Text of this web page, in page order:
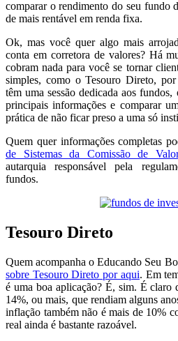
comparar o rendimento do seu fundo
de mais rentável em renda fixa.
Ok, mas você quer algo mais
conta em corretora de valores? Há
cobram nada para você se tornar
simples, como o Tesouro Direto,
têm uma sessão dedicada aos
principais informações e comparar
prática de não ficar preso a uma só
Quem quer informações completas
de Sistemas da Comissão de
autarquia responsável pela
fundos.
Tesouro Direto
Quem acompanha o Educando Seu
sobre Tesouro Direto por aqui. Em
é uma boa aplicação? É, sim. É claro
14%, ou mais, que rendiam alguns
inflação também não é mais de 10%
real ainda é bastante razoável.